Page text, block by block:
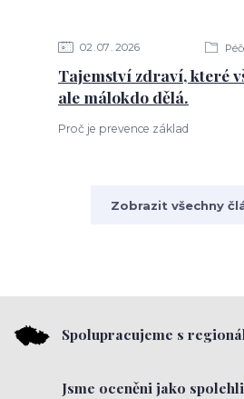
02 07 2026
Tajemství zdraví, které
ale málokdo dělá.
Proč je prevence základ
Zobrazit všechny
Spolupracujeme s
Jsme oceněni jako